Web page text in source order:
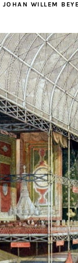
JOHAN WILLEM